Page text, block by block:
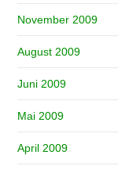
November 2009
August 2009
Juni 2009
Mai 2009
April 2009